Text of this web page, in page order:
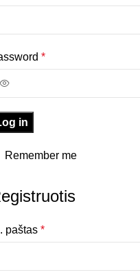
*
in
Remember me
paštas *